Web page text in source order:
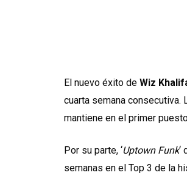
El nuevo éxito deWiz
cuarta semana
mantiene en el primer
Por su parte, ‘Uptown Funk‘
semanas en el Top 3 de la